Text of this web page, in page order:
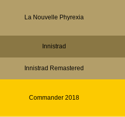
La Nouvelle Phyrexia
Innistrad
Innistrad Remastered
Commander 2018